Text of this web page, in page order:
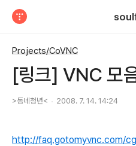
Projects/CoVNC
[링크] VNC 모
>동네청년< 2008. 7. 14. 14:24
http://faq.gotomyvnc.com/